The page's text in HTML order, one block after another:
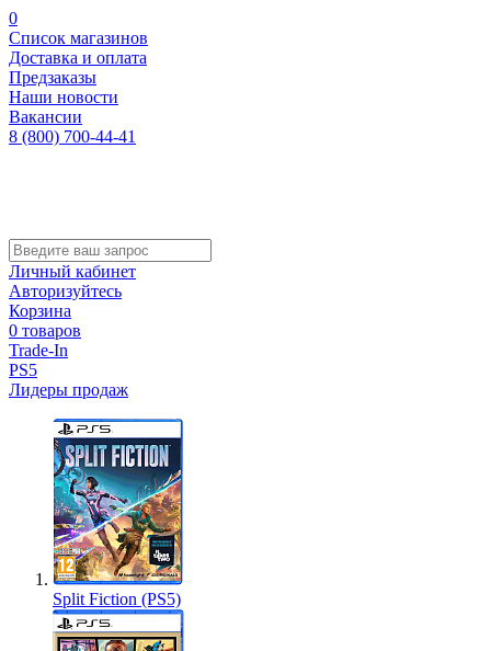
0
Список магазинов
Доставка и оплата
Предзаказы
Наши новости
Вакансии
8 (800) 700-44-41
Личный кабинет
Авторизуйтесь
Корзина
0 товаров
Trade-In
PS5
Лидеры продаж
Split Fiction (PS5)